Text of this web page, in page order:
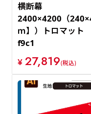
横断幕
2400×4200（
ｍ】）トロマット
f9c1
¥ 27,819(税込)